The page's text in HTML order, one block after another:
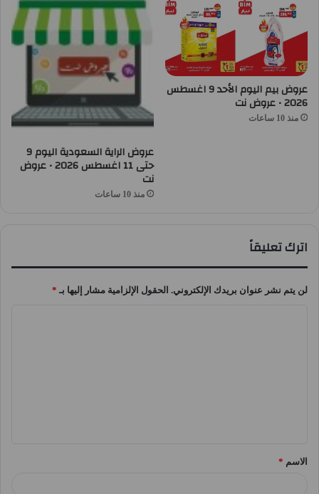
عروض بيم اليوم الأحد 9 اغسطس
2026 • عروض نت
منذ 10 ساعات
عروض الراية السعودية اليوم 9
حتى 11 اغسطس 2026 • عروض
نت
منذ 10 ساعات
اترك تعليقاً
لن يتم نشر عنوان بريدك الإلكتروني. الحقول الإلزامية مشار إليها بـ *
*الاسم *